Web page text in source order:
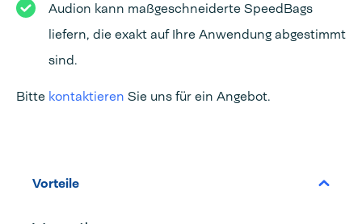
Audion kann maßgeschneiderte SpeedBags
liefern, die exakt auf Ihre Anwendung abgestimmt
sind.
Bitte kontaktieren Sie uns für ein Angebot.
Vorteile